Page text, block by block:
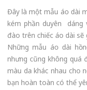
Đây là một mẫu áo dài
kém phần duyên
đào trên chiếc áo dài
Những mẫu áo dài
nhưng cũng không quá
màu da khác nhau cho
bạn hoàn toàn có thể